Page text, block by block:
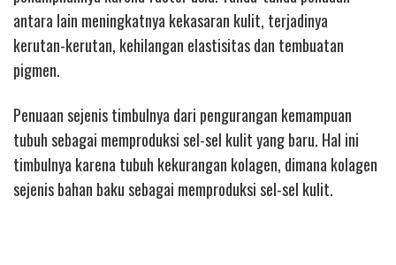
antara lain meningkatnya kekasaran kulit, terjadinya
kerutan-kerutan, kehilangan elastisitas dan tembuatan
pigmen.
Penuaan sejenis timbulnya dari pengurangan kemampuan
tubuh sebagai memproduksi sel-sel kulit yang baru. Hal ini
timbulnya karena tubuh kekurangan kolagen, dimana kolagen
sejenis bahan baku sebagai memproduksi sel-sel kulit.